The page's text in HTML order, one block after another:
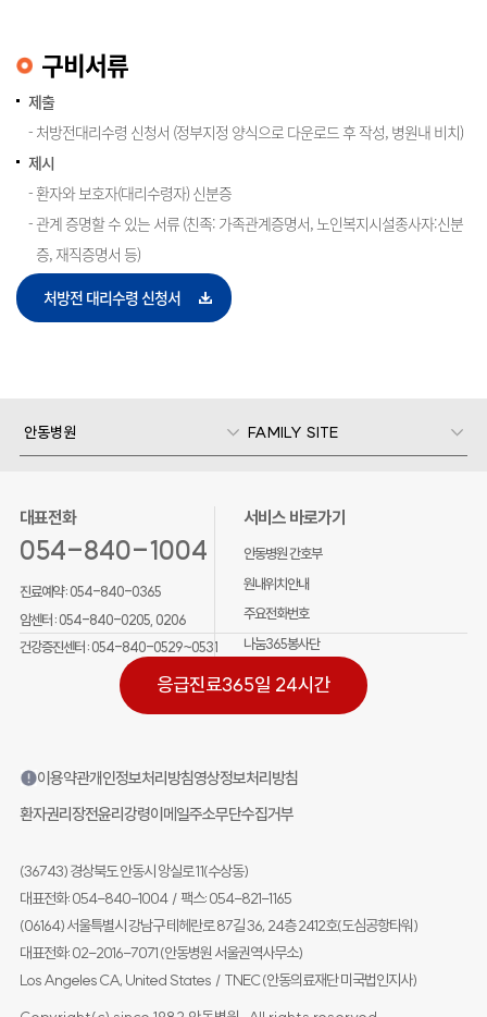
구비서류
제출
처방전대리수령 신청서 (정부지정 양식으로 다운로드 후 작성, 병원내 비치)
제시
환자와 보호자(대리수령자) 신분증
관계 증명할 수 있는 서류 (친족: 가족관계증명서, 노인복지시설종사자:신분
증, 재직증명서 등)
처방전 대리수령 신청서
안동병원 FAMILY SITE
대표전화
054-840-1004
진료예약 :054-840-0365
암센터 :054-840-0205, 0206
건강증진센터 :054-840-0529~0531
서비스 바로가기
안동병원 간호부
원내위치안내
주요전화번호
나눔365봉사단
응급진료365일 24시간
이용약관개인정보처리방침영상정보처리방침
환자권리장전윤리강령이메일주소무단수집거부
(36743) 경상북도 안동시 앙실로 11(수상동)
대표전화: 054-840-1004 / 팩스: 054-821-1165
(06164) 서울특별시 강남구 테헤란로 87길 36, 24층 2412호(도심공항타워)
대표전화: 02-2016-7071 (안동병원 서울권역사무소)
Los Angeles CA, United States / TNEC (안동의료재단 미국법인지사)